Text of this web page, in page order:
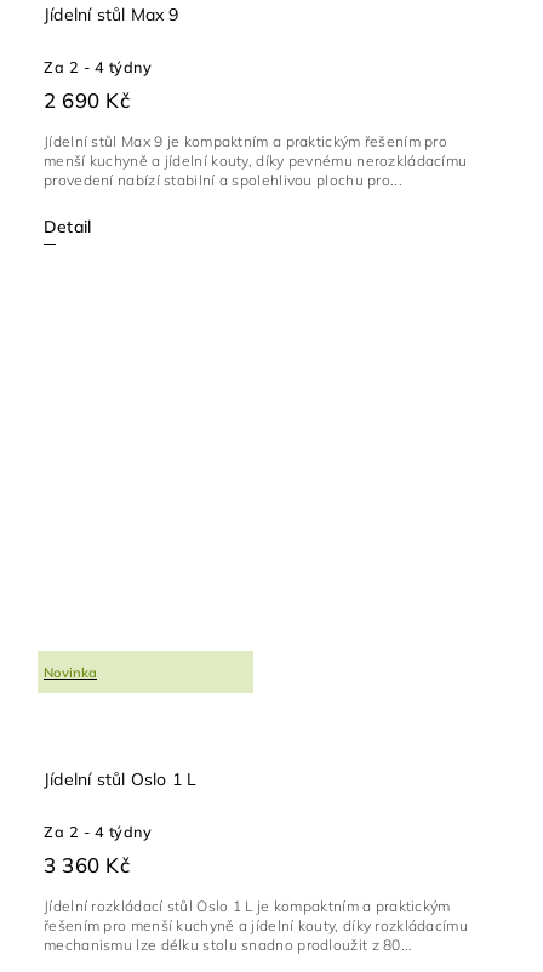
Jídelní stůl Max 9
Za 2 - 4 týdny
2 690 Kč
Detail
Jídelní stůl Max 9 je kompaktním a praktickým řešením pro
menší kuchyně a jídelní kouty, díky pevnému nerozkládacímu
provedení nabízí stabilní a spolehlivou plochu pro...
Novinka
Jídelní stůl Oslo 1 L
Za 2 - 4 týdny
3 360 Kč
Jídelní rozkládací stůl Oslo 1 L je kompaktním a praktickým
řešením pro menší kuchyně a jídelní kouty, díky rozkládacímu
mechanismu lze délku stolu snadno prodloužit z 80...